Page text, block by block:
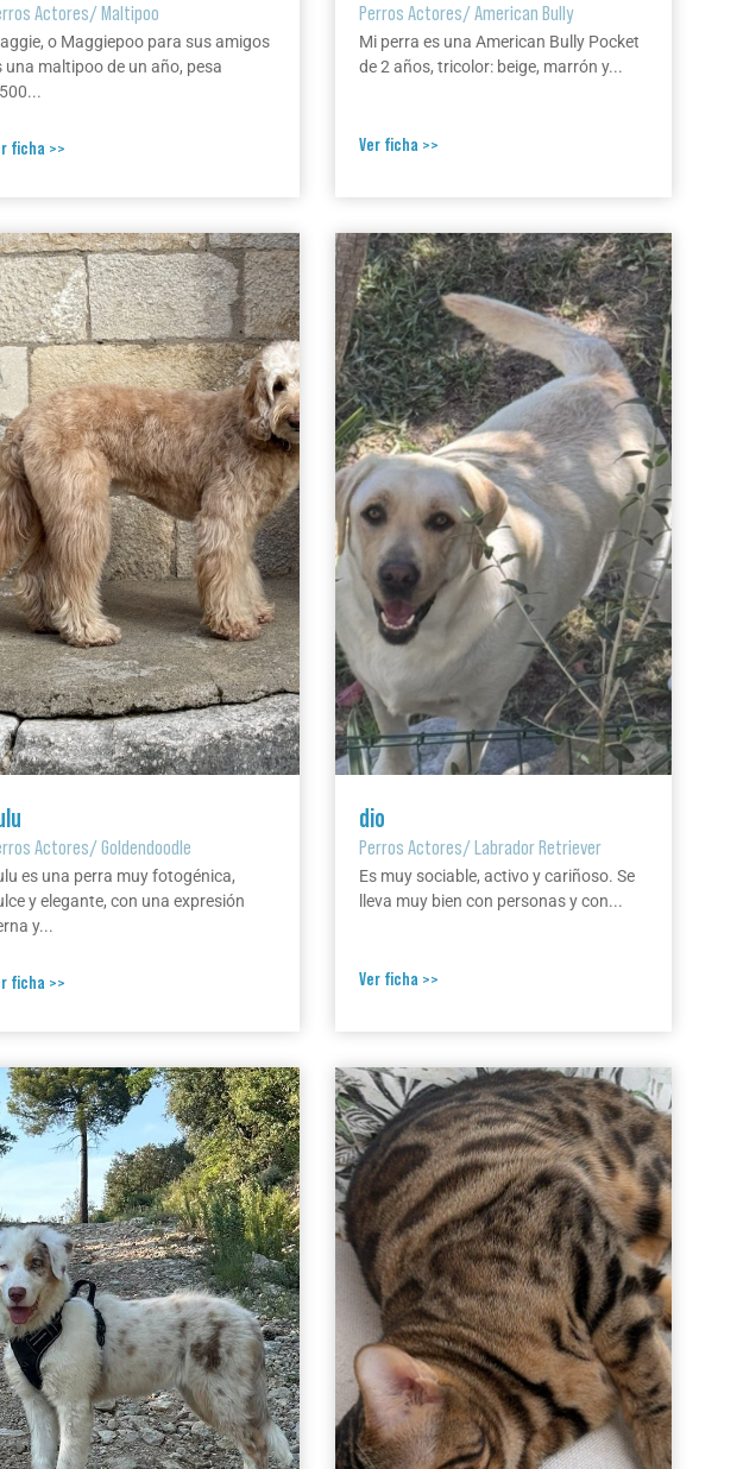
Actores/Maltipoo
o Maggiepoo para sus amigos
una maltipoo de un año, pesa
ficha >>
Perros Actores/American Bully
Mi perra es una American Bully Pocket
de 2 años, tricolor: beige, marrón y...
Ver ficha >>
Actores/Goldendoodle
es una perra muy fotogénica,
y elegante, con una expresión
y...
ficha >>
dio
Perros Actores/Labrador Retriever
Es muy sociable, activo y cariñoso. Se
lleva muy bien con personas y con...
Ver ficha >>